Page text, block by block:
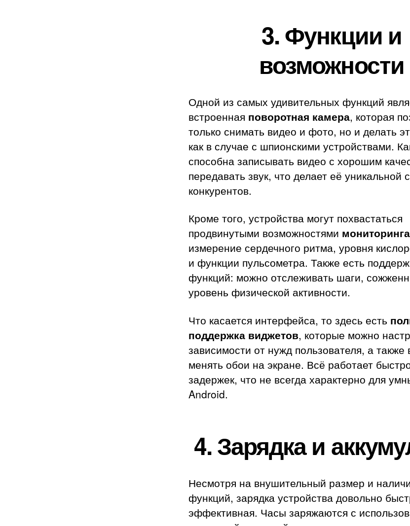
3.Функции и
возможности
Одной из самых удивительных функций
встроенная поворотная камера, которая
только снимать видео и фото, но и делать
как в случае с шпионскими устройствами.
способна записывать видео с хорошим
передавать звук, что делает её уникальной
конкурентов.
Кроме того, устройства могут похвастаться
продвинутыми возможностями
измерение сердечного ритма, уровня
и функции пульсометра. Также есть
функций: можно отслеживать шаги,
уровень физической активности.
Что касается интерфейса, то здесь есть
поддержка виджетов, которые можно
зависимости от нужд пользователя, а также
менять обои на экране. Всё работает
задержек, что не всегда характерно для
Android.
4.Зарядка и
Несмотря на внушительный размер и
функций, зарядка устройства довольно
эффективная. Часы заряжаются с